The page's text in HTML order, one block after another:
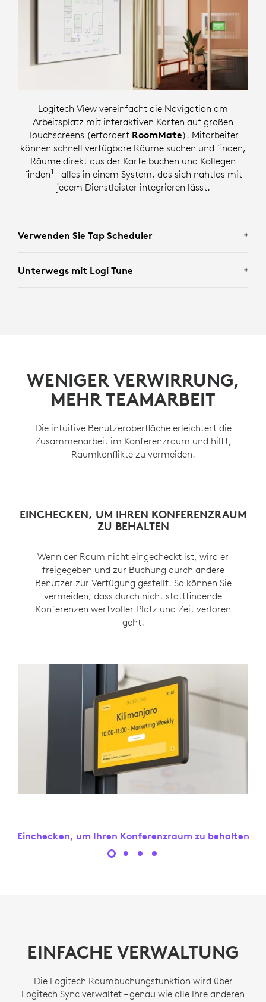
Logitech View vereinfacht die Navigation am
Arbeitsplatz mit interaktiven Karten auf großen
Touchscreens (erfordert RoomMate). Mitarbeiter
können schnell verfügbare Räume suchen und finden,
Räume direkt aus der Karte buchen und Kollegen
finden1.Logitech Schreibtischbuchung erforderlich
– alles in einem System, das sich nahtlos mit
jedem Dienstleister integrieren lässt.
Verwenden Sie Tap Scheduler
Unterwegs mit Logi Tune
ERFAHREN SIE MEHR ÜBER LOGITECH TUNE
EINCHECKEN, UM IHREN KONFERENZRAUM
ZU BEHALTEN
Wenn der Raum nicht eingecheckt ist, wird er
freigegeben und zur Buchung durch andere
Benutzer zur Verfügung gestellt. So können Sie
vermeiden, dass durch nicht stattfindende
Konferenzen wertvoller Platz und Zeit verloren
geht.
HINTERGRUNDBILDER ANPASSEN
den Stil Ihrer Räume an.
KOMMENDE KONFERENZEN ANZEIGEN
einfach, das nächste verfügbare Zeitfenster für
einen bestimmten Raum zu finden.
KONFERENZEN VERLÄNGERN ODER
VORZEITIG BEENDEN
Wenn zusätzliche Konferenzzeit benötigt wird
oder die Konferenz früher endet, können die
Mitarbeiter mit Tap Scheduler ganz einfach
Änderungen vornehmen.
WENIGER VERWIRRUNG,
MEHR TEAMARBEIT
Die intuitive Benutzeroberfläche erleichtert die
Zusammenarbeit im Konferenzraum und hilft,
Raumkonflikte zu vermeiden.
Einchecken, um Ihren Konferenzraum zu behalten
EINFACHE VERWALTUNG
Die Logitech Raumbuchungsfunktion wird über
Logitech Sync verwaltet – genau wie alle Ihre anderen